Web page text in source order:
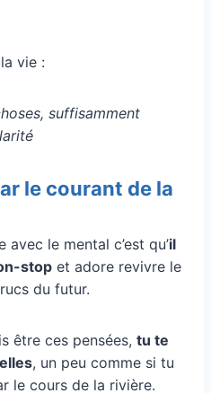
vie :
suffisamment
le courant de la
avec le mental c’est qu’il
stop et adore revivre le
du futur.
être ces pensées, tu te
, un peu comme si tu
le cours de la rivière.